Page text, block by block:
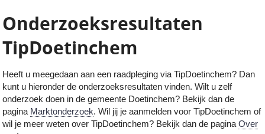
Onderzoeksresultaten
TipDoetinchem
Heeft u meegedaan aan een raadpleging via TipDoetinchem? Dan
kunt u hieronder de onderzoeksresultaten vinden. Wilt u zelf
onderzoek doen in de gemeente Doetinchem? Bekijk dan de
pagina Marktonderzoek. Wil jij je aanmelden voor TipDoetinchem of
wil je meer weten over TipDoetinchem? Bekijk dan de paginaOver